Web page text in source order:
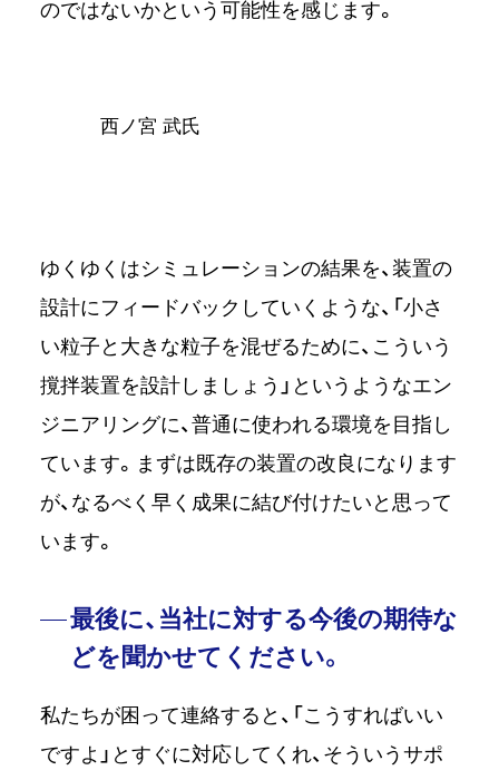
のではないかという可能性を感じます。
⻄ノ宮 武氏
ゆくゆくはシミュレーションの結果を、装置の
設計にフィードバックしていくような、「小さ
い粒子と大きな粒子を混ぜるために、こういう
撹拌装置を設計しましょう」というようなエン
ジニアリングに、普通に使われる環境を目指し
ています。まずは既存の装置の改良になります
が、なるべく早く成果に結び付けたいと思って
います。
最後に、当社に対する今後の期待な
どを聞かせてください。
私たちが困って連絡すると、「こうすればいい
ですよ」とすぐに対応してくれ、そういうサポ